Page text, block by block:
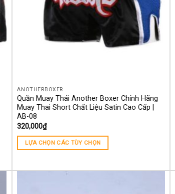
ANOTHERBOXER
Quần Muay Thái Another Boxer Chính Hãng
Muay Thai Short Chất Liệu Satin Cao Cấp |
AB-08
320,000₫
LỰA CHỌN CÁC TÙY CHỌN